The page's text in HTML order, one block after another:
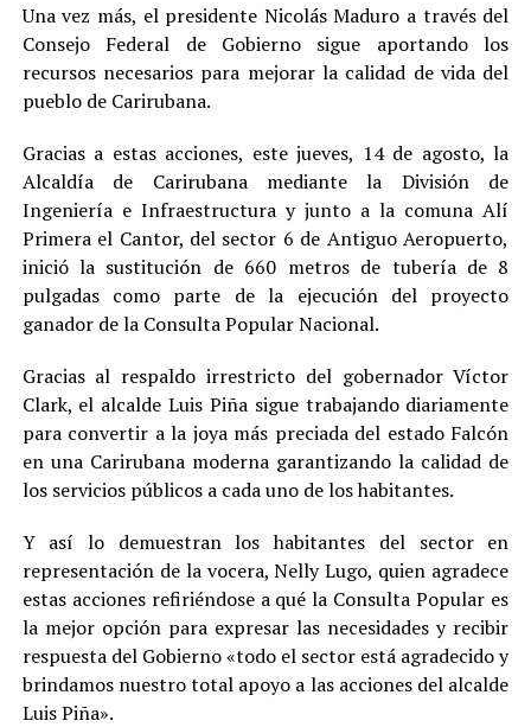
Una vez más, el presidente Nicolás Maduro a través del
Consejo Federal de Gobierno sigue aportando los
recursos necesarios para mejorar la calidad de vida del
pueblo de Carirubana.
Gracias a estas acciones, este jueves, 14 de agosto, la
Alcaldía de Carirubana mediante la División de
Ingeniería e Infraestructura y junto a la comuna Alí
Primera el Cantor, del sector 6 de Antiguo Aeropuerto,
inició la sustitución de 660 metros de tubería de 8
pulgadas como parte de la ejecución del proyecto
ganador de la Consulta Popular Nacional.
Gracias al respaldo irrestricto del gobernador Víctor
Clark, el alcalde Luis Piña sigue trabajando diariamente
para convertir a la joya más preciada del estado Falcón
en una Carirubana moderna garantizando la calidad de
los servicios públicos a cada uno de los habitantes.
Y así lo demuestran los habitantes del sector en
representación de la vocera, Nelly Lugo, quien agradece
estas acciones refiriéndose a qué la Consulta Popular es
la mejor opción para expresar las necesidades y recibir
respuesta del Gobierno «todo el sector está agradecido y
brindamos nuestro total apoyo a las acciones del alcalde
Luis Piña».